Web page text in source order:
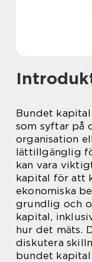
Bundet
som syftar på
organisation
lättillgänglig
kan vara
kapital för att
ekonomiska
grundlig och
kapital,
hur det mäts.
diskutera
bundet kapital